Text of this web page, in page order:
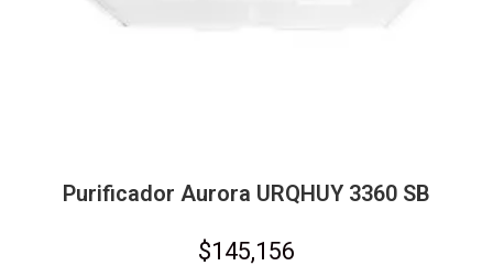
Purificador Aurora URQHUY 3360 SB
$145,156